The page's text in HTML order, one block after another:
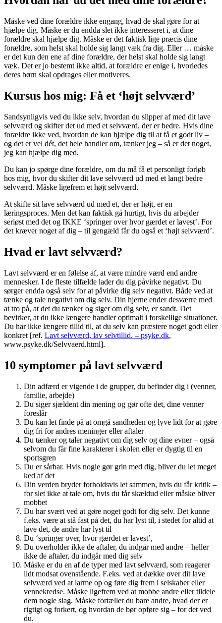
Måske ved dine forældre ikke engang, hvad de skal gøre for at
hjælpe dig. Måske er du endda slet ikke interesseret i, at dine
forældre skal hjælpe dig. Måske er det faktisk lige præcis dine
forældre, som helst skal holde sig langt væk fra dig. Eller … måske
er det kun den ene af dine forældre, der helst skal holde sig langt
væk. Det er jo bestemt ikke altid, at forældre er enige i, hvorledes
deres børn skal opdrages eller motiveres.
Kursus hos mig: Få et ‘højt selvværd’
Sandsynligvis ved du ikke selv, hvordan du slipper af med dit lave
selvværd og skifter det ud med et selvværd, der er bedre. Hvis dine
forældre ikke ved, hvordan de kan hjælpe dig til at få et godt liv –
og det er vel dét, det hele handler om, tænker jeg – så er det noget,
jeg kan hjælpe dig med.
Du kan jo spørge dine forældre, om du må få et personligt forløb
hos mig, hvor du skifter dit lave selvværd ud med et langt bedre
selvværd. Måske ligefrem et højt selvværd.
At skifte sit lave selvværd ud med et, der er højt, er en
læringsproces. Men det kan faktisk gå hurtigt, hvis du arbejder
seriøst med det og IKKE ‘springer over hvor gærdet er lavest’. For
det kræver noget af dig – til gengæld får du også et ‘højt selvværd’.
Hvad er lavt selvværd?
Lavt selvværd er en følelse af, at være mindre værd end andre
mennesker. I de fleste tilfælde lader du dig påvirke negativt. Du
sørger endda også selv for at påvirke dig selv negativt. Både ved at
tænke og tale negativt om dig selv. Din hjerne ender desværre med
at tro på, at det du tænker og siger om dig selv, er sandt. Det
bevirker, at du ikke længere handler optimalt i forskellige situationer.
Du har ikke længere tillid til, at du selv kan præstere noget godt eller
konkret [ref. Lavt selvværd, lav selvtillid. – psyke.dk,
www.psyke.dk/Selvvaerd.html].
10 symptomer på lavt selvværd
Din adfærd er vigende i de grupper, du befinder dig i (venner,
familie, arbejde)
Du siger sjældent din mening og gør ofte det, dine venner
foreslår
Du kan let finde på at omgå sandheden og lyve lidt for at gøre
dig fri for andres meninger eller aftaler
Du tænker og taler negativt om dig selv og dine evner – også
selvom du får fine karakterer i skolen eller er dygtig til en
sportsgren
Du er sårbar. Hvis nogle gør grin med dig, bliver du let meget
ked af det
Din verden bryder forholdsvis let sammen, hvis du får kritik –
for slet ikke at tale om, hvis du får skældud eller måske bliver
mobbet
Du har svært ved at gøre noget godt for dig selv. Det kunne
f.eks. være at stå fast på det, du har lyst til, i stedet for altid at
lave det, de andre har lyst til
Du ‘springer over, hvor gærdet er lavest’,
Du overholder ikke de aftaler, du indgår med andre – heller
ikke de aftaler, du indgår med dig selv
Måske er du en af de typer med lavt selvværd, som reagerer
lidt modsat ovenstående. F.eks. ved at dække over dit lave
selvværd ved at larme op og føre dig frem i selskaber eller
vennekredse. Måske ligefrem ved at mobbe andre eller tildele
dem nogle slag. Måske fortæller du bare andre, hvad der er
rigtigt og forkert, og hvordan de bør opføre sig – for det ved
du.